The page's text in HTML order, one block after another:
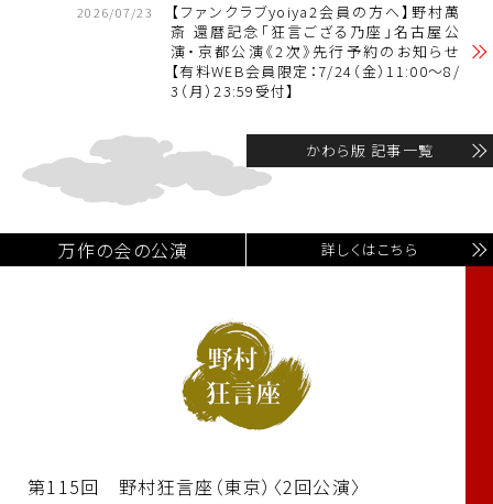
2026/07/23
【ファンクラブyoiya2会員の方へ】野村萬
斎 還暦記念「狂言ござる乃座」名古屋公
演・京都公演《2次》先行予約のお知らせ
【有料WEB会員限定：7/24（金）11:00～8/
3（月）23:59受付】
かわら版 記事一覧
万作の会の公演 詳しくはこちら
第115回 野村狂言座（東京）〈2回公演〉